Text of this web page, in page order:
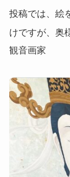
投稿では、絵
けですが、奥
観音画家